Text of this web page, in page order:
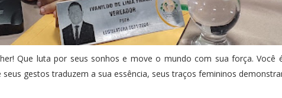
Que luta por seus sonhos e move o mundo com sua força. Você
gestos traduzem a sua essência, seus traços femininos